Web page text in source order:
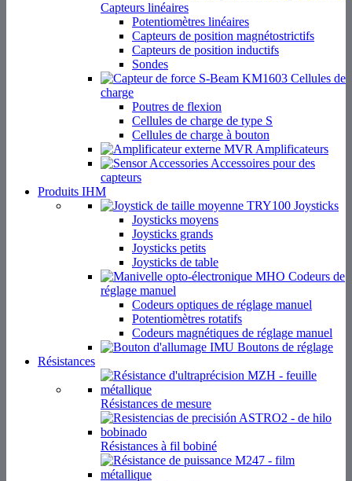
Capteurs linéaires
Potentiomètres linéaires
Capteurs de position magnétostrictifs
Capteurs de position inductifs
Sondes
Cellules de
charge
Poutres de flexion
Cellules de charge de type S
Cellules de charge à bouton
Amplificateurs
Accessoires pour des
capteurs
Produits IHM
Joysticks
Joysticks moyens
Joysticks grands
Joysticks petits
Joysticks de table
Codeurs de
réglage manuel
Codeurs optiques de réglage manuel
Potentiomètres rotatifs
Codeurs magnétiques de réglage manuel
Boutons de réglage
Résistances
Résistances de mesure
Résistances à fil bobiné